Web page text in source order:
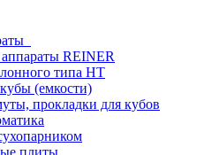
REINER
типа НТ
(емкости)
прокладки для кубов
плиты